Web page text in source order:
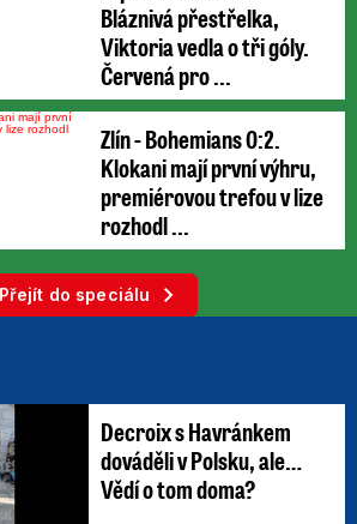
Bláznivá přestřelka,
Viktoria vedla o tři góly.
Červená pro ...
Zlín - Bohemians 0:2.
Klokani mají první výhru,
premiérovou trefou v lize
rozhodl ...
Přejít do speciálu
Decroix s Havránkem
dováděli v Polsku, ale…
Vědí o tom doma?